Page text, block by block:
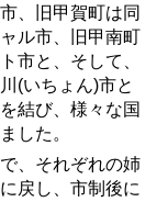
、旧甲賀町は同
ル市、旧甲南町
市と、そして、
(いちょん)市と
結び、様々な国
した。
、それぞれの姉
戻し、市制後に